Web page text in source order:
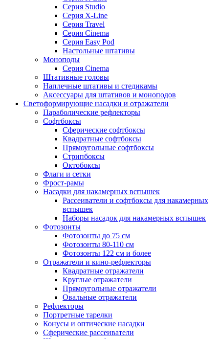
Серия Studio
Серия X-Line
Серия Travel
Серия Cinema
Серия Easy Pod
Настольные штативы
Моноподы
Серия Cinema
Штативные головы
Наплечные штативы и стедикамы
Аксессуары для штативов и моноподов
Светоформирующие насадки и отражатели
Параболические рефлекторы
Софтбоксы
Сферические софтбоксы
Квадратные софтбоксы
Прямоугольные софтбоксы
Стрипбоксы
Октобоксы
Флаги и сетки
Фрост-рамы
Насадки для накамерных вспышек
Рассеиватели и софтбоксы для накамерных
вспышек
Наборы насадок для накамерных вспышек
Фотозонты
Фотозонты до 75 см
Фотозонты 80-110 см
Фотозонты 122 см и более
Отражатели и кино-рефлекторы
Квадратные отражатели
Круглые отражатели
Прямоугольные отражатели
Овальные отражатели
Рефлекторы
Портретные тарелки
Конусы и оптические насадки
Сферические рассеиватели